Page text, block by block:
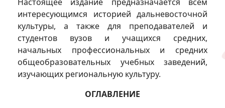
интересующимся историей дальневосточной
культуры, а также для преподавателей и
студентов вузов и учащихся средних,
начальных профессиональных и средних
общеобразовательных учебных заведений,
изучающих региональную культуру.
ОГЛАВЛЕНИЕ